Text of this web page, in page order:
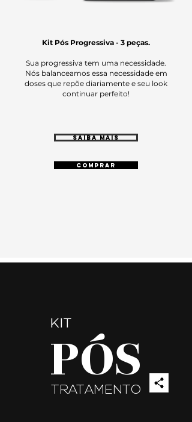
Kit Pós Progressiva - 3 peças.
Sua progressiva tem uma necessidade.
Nós balanceamos essa necessidade em
doses que repõe diariamente e seu look
continuar perfeito!
SAIBA MAIS
COMPRAR
KIT
PÓS
TRATAMENTO